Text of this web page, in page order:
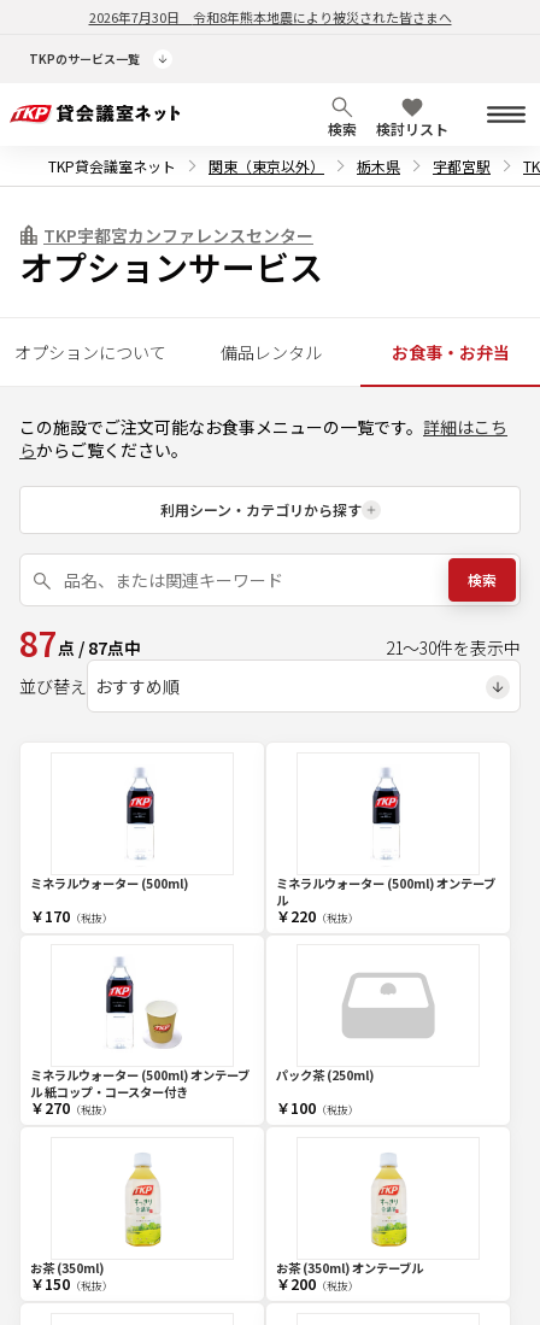
2026年7月30日 令和8年熊本地震により被災された皆さまへ
TKPのサービス一覧
検索
検討リスト
TKP貸会議室ネット
関東（東京以外） 栃木県 宇都宮駅
TKP宇都宮カンファレンスセンター
オプションサービス
オプションについて 備品レンタル お食事・お弁当
この施設でご注文可能なお食事メニューの一覧です。 詳細はこち
らからご覧ください。
利用シーン・カテゴリから探す
検索
87点 / 87点中 21～30件を表示中
並び替え
ミネラルウォーター (500ml)
￥170（税抜）
ミネラルウォーター (500ml) オンテーブ
ル
￥220（税抜）
ミネラルウォーター (500ml) オンテーブ
ル 紙コップ・コースター付き
￥270（税抜）
パック茶 (250ml)
￥100（税抜）
お茶 (350ml)
￥150（税抜）
お茶 (350ml) オンテーブル
￥200（税抜）